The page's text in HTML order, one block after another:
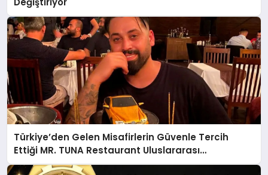
Türkiye’den Gelen Misafirlerin Güvenle Tercih
Ettiği MR. TUNA Restaurant Uluslararası
Başarısıyla Dikkat Çekiyor